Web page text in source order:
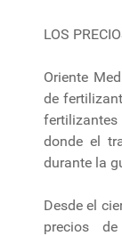
LOS
Oriente
de
fertilizantes
donde el
durante la
Desde el
precios